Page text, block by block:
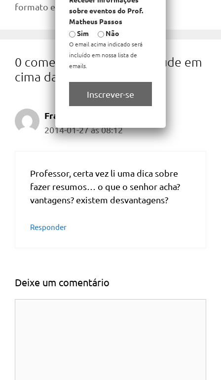
formato ePub
0 comentário em “Não estude em
cima da hora”
Francisco Fabio
2014-01-27 às 08:12
Professor, certa vez li uma dica sobre
fazer resumos… o que o senhor acha?
vantagens? existem desvantagens?
Responder
Deixe um comentário
sobre eventos do Prof.
Matheus Passos
Sim
Não
O email acima indicado será
incluído em nossa lista de
emails.
Inscrever-se